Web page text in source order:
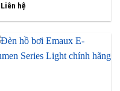
0
5
Liên hệ